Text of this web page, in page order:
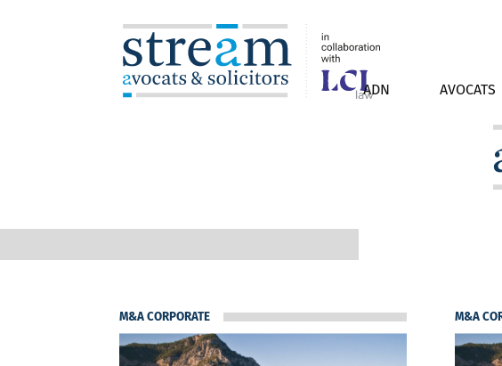
ADN AVOCATS
M&A CORPORATE M&A